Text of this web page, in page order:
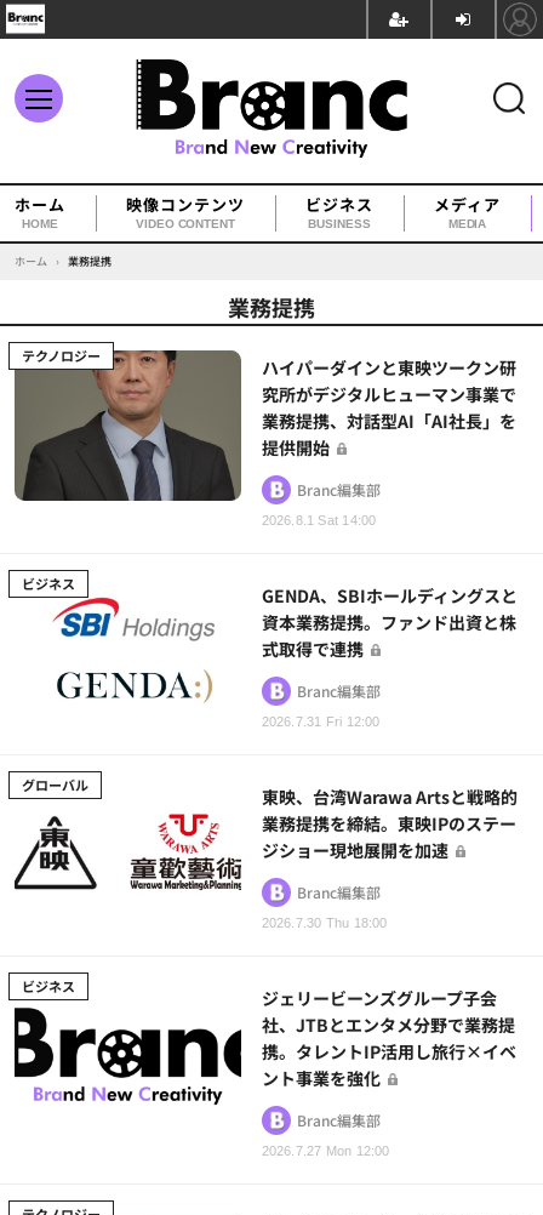
ホーム
HOME
映像コンテンツ
VIDEO CONTENT
ビジネス
BUSINESS
メディア
MEDIA
ホーム › 業務提携
業務提携
テクノロジー
2026.8.1 Sat 14:00
ハイパーダインと東映ツークン研
究所がデジタルヒューマン事業で
業務提携、対話型AI「AI社長」を
提供開始
Branc編集部
ビジネス
2026.7.31 Fri 12:00
GENDA、SBIホールディングスと
資本業務提携。ファンド出資と株
式取得で連携
Branc編集部
グローバル
2026.7.30 Thu 18:00
東映、台湾Warawa Artsと戦略的
業務提携を締結。東映IPのステー
ジショー現地展開を加速
Branc編集部
ビジネス
2026.7.27 Mon 12:00
ジェリービーンズグループ子会
社、JTBとエンタメ分野で業務提
携。タレントIP活用し旅行×イベ
ント事業を強化
Branc編集部